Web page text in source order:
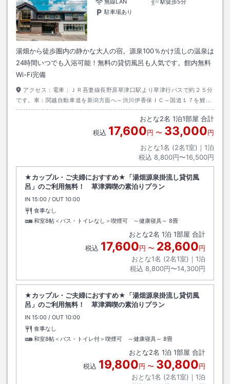
無線LAN
駅徒歩5分
駐車場あり
湯畑から徒歩圏内の静かな大人の宿。源泉100％かけ流しの温泉は
24時間いつでも入浴可能！無料の貸切風呂も人気です。館内無料
Wi-Fi完備
アクセス： 電車：ＪＲ吾妻線長野原草津口駅より草津行バスで約２５分
です。車：関越自動車道を新潟方面へ～渋川伊香保ＩＣ～国道１７を鯉沢
信号左折、国道３５３、１４５経由長野原、国道２９２で草津。
おとな2名 1泊1部屋 合計
税込 17,600円 〜 33,000円
おとな1名 (2名1室)｜ 1泊
税込 8,800円〜16,500円
★カップル・ご夫婦におすすめ★「湯畑源泉掛流し貸切風
呂」のご利用無料！ 草津満喫の素泊りプラン
IN チェックイン
15:00 / OUT チェックアウト
10:00
食事なし
和室8帖＜バス・トイレなし＞喫煙可 ～健康寝具～ 8畳
おとな2名 1泊 1部屋 合計
税込 17,600円 〜 28,600円
おとな1名 (2名1室)｜ 1泊
税込 8,800円〜14,300円
★カップル・ご夫婦におすすめ★「湯畑源泉掛流し貸切風
呂」のご利用無料！ 草津満喫の素泊りプラン
IN チェックイン
15:00 / OUT チェックアウト
10:00
食事なし
和室8帖＜バス・トイレ付＞喫煙可 ～健康寝具～ 8畳
おとな2名 1泊 1部屋 合計
税込 19,800円 〜 30,800円
おとな1名 (2名1室)｜ 1泊